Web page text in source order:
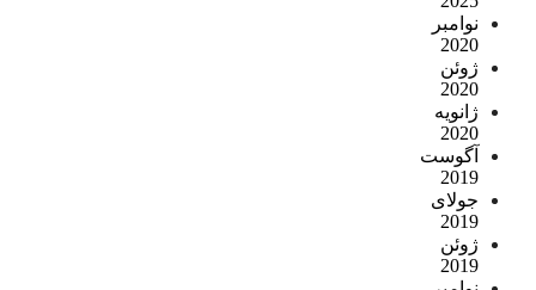
نوامبر
2020
ژوئن
2020
ژانویه
2020
آگوست
2019
جولای
2019
ژوئن
2019